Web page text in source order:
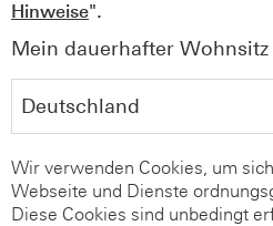
Hinweise".
Mein dauerhafter
Wir verwenden Cookies, um
Webseite und Dienste
Diese Cookies sind unbedingt